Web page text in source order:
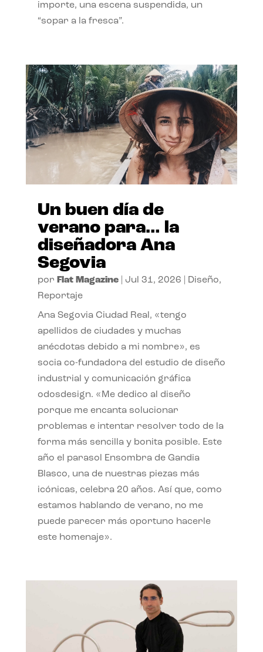
importe, una escena suspendida, un
“sopar a la fresca”.
Un buen día de
verano para… la
diseñadora Ana
Segovia
por Flat Magazine| Jul 31, 2026 Diseño,
Reportaje
Ana Segovia Ciudad Real, «tengo
apellidos de ciudades y muchas
anécdotas debido a mi nombre», es
socia co-fundadora del estudio de diseño
industrial y comunicación gráfica
odosdesign. «Me dedico al diseño
porque me encanta solucionar
problemas e intentar resolver todo de la
forma más sencilla y bonita posible. Este
año el parasol Ensombra de Gandia
Blasco, una de nuestras piezas más
icónicas, celebra 20 años. Así que, como
estamos hablando de verano, no me
puede parecer más oportuno hacerle
este homenaje».